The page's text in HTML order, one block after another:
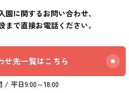
園に関するお問い合わせ、
まで直接お電話ください。
せ先一覧はこちら
/ 平日9:00～18:00